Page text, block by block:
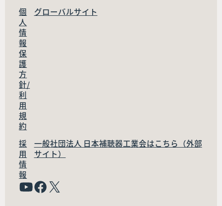
個
人
情
報
保
護
方
針/
利
用
規
約
グローバルサイト
採
用
情
報
一般社団法人 日本補聴器工業会はこちら（外部
サイト）